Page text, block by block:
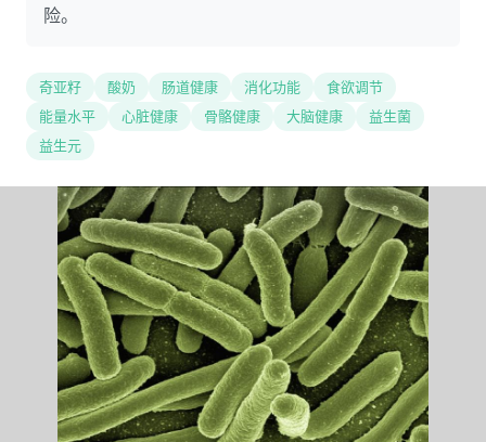
险。
奇亚籽 酸奶 肠道健康 消化功能
食欲调节
能量水平
心脏健康 骨骼健康 大脑健康
益生菌
益生元